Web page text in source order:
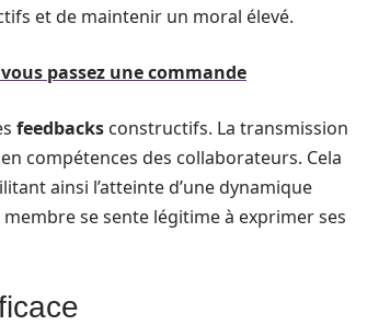
et de maintenir un moral élevé.
passez une commande
feedbacks constructifs. La transmission
compétences des collaborateurs. Cela
ainsi l’atteinte d’une dynamique
se sente légitime à exprimer ses